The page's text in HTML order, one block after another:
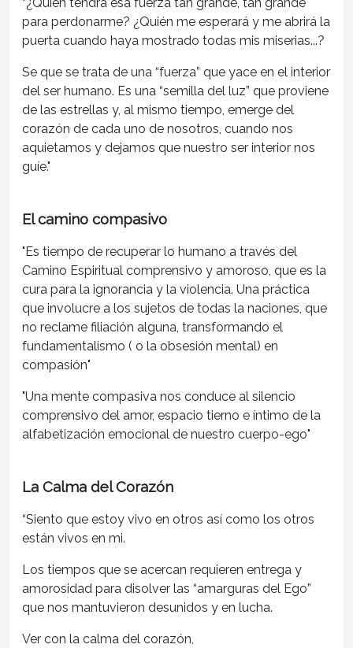
para perdonarme? ¿Quién me esperará y me abrirá la
puerta cuando haya mostrado todas mis miserias...?
Se que se trata de una “fuerza” que yace en el interior
del ser humano. Es una “semilla del luz” que proviene
de las estrellas y, al mismo tiempo, emerge del
corazón de cada uno de nosotros, cuando nos
aquietamos y dejamos que nuestro ser interior nos
guíe."
El camino compasivo
"Es tiempo de recuperar lo humano a través del
Camino Espiritual comprensivo y amoroso, que es la
cura para la ignorancia y la violencia. Una práctica
que involucre a los sujetos de todas la naciones, que
no reclame filiación alguna, transformando el
fundamentalismo ( o la obsesión mental) en
compasión"
"Una mente compasiva nos conduce al silencio
comprensivo del amor, espacio tierno e íntimo de la
alfabetización emocional de nuestro cuerpo-ego"
La Calma del Corazón
“Siento que estoy vivo en otros así como los otros
están vivos en mi.
Los tiempos que se acercan requieren entrega y
amorosidad para disolver las “amarguras del Ego”
que nos mantuvieron desunidos y en lucha.
Ver con la calma del corazón,